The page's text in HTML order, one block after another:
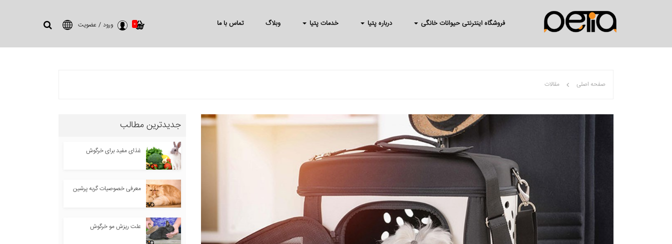
فروشگاه اینترنتی حیوانات خانگی درباره پتیا خدمات پتیا وبلاگ تماس با ما 0 ورود / عضویت
صفحه اصلی مقالات
جدیدترین مطالب
غذای مفید برای خرگوش
معرفی خصوصیات گربه پرشین
علت ریزش مو خرگوش